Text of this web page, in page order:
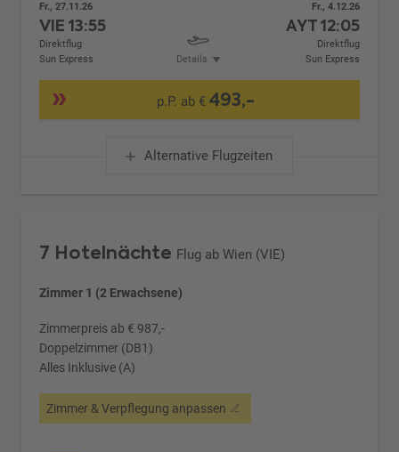
Fr., 27.11.26
VIE13:55
Direktflug
Sun Express
Details
Fr., 4.12.26
AYT12:05
Direktflug
Sun Express
p.P. ab €493,-
Alternative Flugzeiten
7 Hotelnächte Flug ab Wien (VIE)
Zimmer 1 (2 Erwachsene)
Zimmerpreis ab € 987,-
Doppelzimmer (DB1)
Alles Inklusive (A)
Zimmer & Verpflegung anpassen